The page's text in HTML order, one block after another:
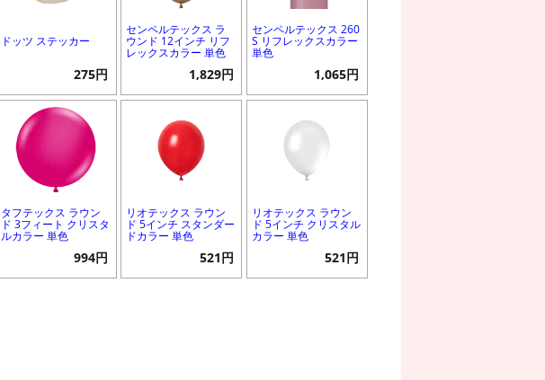
ドッツ ステッカー
275円
センペルテックス ラ
ウンド 12インチ リフ
レックスカラー 単色
1,829円
センペルテックス 260
S リフレックスカラー
単色
1,065円
タフテックス ラウン
ド 3フィート クリスタ
ルカラー 単色
994円
リオテックス ラウン
ド 5インチ スタンダー
ドカラー 単色
521円
リオテックス ラウン
ド 5インチ クリスタル
カラー 単色
521円